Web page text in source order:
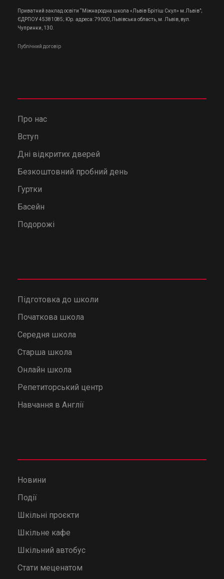
Приватний заклад освіти “Міжнародна школа «Львів Брітіш Скул» м.Львів”;
ЄДРПОУ 45381085; Юр. адреса: 79000, Львівська область, м. Львів, вул.
Чупринки, 130.
Публічний договір
Про нас
Вступ
Дні відкритих дверей
Безкоштовний пробний день
Гуртки
Басейн
Подорожі
Підготовка до школи
Початкова школа
Середня школа
Старша школа
Онлайн школа
Репетиторський центр
Навчання в Англії
Новини
Події
Шкільні проєкти
Шкільне кафе
Шкільний автобус
Стати меценатом